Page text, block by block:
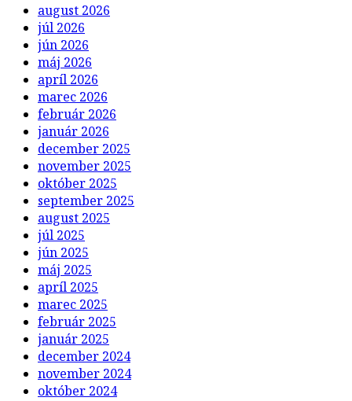
august 2026
júl 2026
jún 2026
máj 2026
apríl 2026
marec 2026
február 2026
január 2026
december 2025
november 2025
október 2025
september 2025
august 2025
júl 2025
jún 2025
máj 2025
apríl 2025
marec 2025
február 2025
január 2025
december 2024
november 2024
október 2024